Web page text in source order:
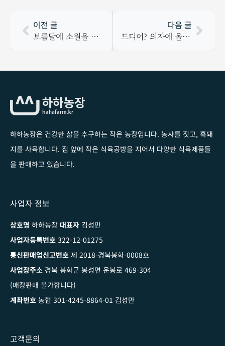
이전 글
보름달에 소원을 빌었다.
다음 글
드디어? 의자에 올라가는 윤하…
하하농장은 건강한 삶을 추구하는 작은 농장입니다. 농사를 짓고, 흑돼
지를 사육합니다. 집 앞에 작은 식육공방을 지어서 다양한 식육제품들
을 판매하고 있습니다.
사업자 정보
상호명 하하농장 대표자 김성만
사업자등록번호 322-12-01275
통신판매업신고번호 제 2018-경북봉화-0008호
사업장주소 경북 봉화군 봉성면 운봉로 469-304
(매장판매 불가합니다)
계좌번호 농협 301-4245-8864-01 김성만
고객문의